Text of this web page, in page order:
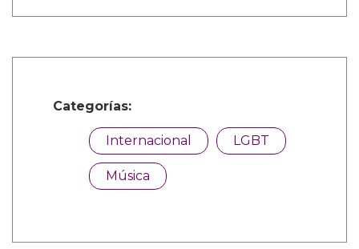
Categorías:
Internacional LGBT
Música